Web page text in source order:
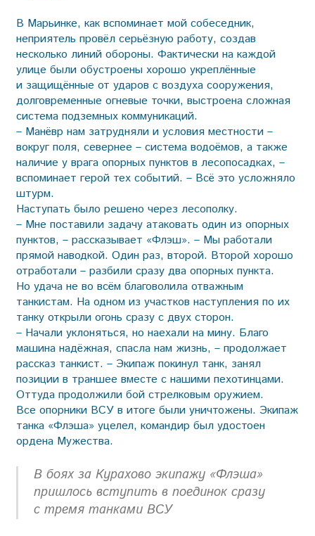
В Марьинке, как вспоминает мой собеседник,
неприятель провёл серьёзную работу, создав
несколько линий обороны. Фактически на каждой
улице были обустроены хорошо укреплённые
и защищённые от ударов с воздуха сооружения,
долговременные огневые точки, выстроена сложная
система подземных коммуникаций.
– Манёвр нам затрудняли и условия местности –
вокруг поля, севернее – система водоёмов, а также
наличие у врага опорных пунктов в лесопосадках, –
вспоминает герой тех событий. – Всё это усложняло
штурм.
Наступать было решено через лесополку.
– Мне поставили задачу атаковать один из опорных
пунктов, – рассказывает «Флэш». – Мы работали
прямой наводкой. Один раз, второй. Второй хорошо
отработали – разбили сразу два опорных пункта.
Но удача не во всём благоволила отважным
танкистам. На одном из участков наступления по их
танку открыли огонь сразу с двух сторон.
– Начали уклоняться, но наехали на мину. Благо
машина надёжная, спасла нам жизнь, – продолжает
рассказ танкист. – Экипаж покинул танк, занял
позиции в траншее вместе с нашими пехотинцами.
Оттуда продолжили бой стрелковым оружием.
Все опорники ВСУ в итоге были уничтожены. Экипаж
танка «Флэша» уцелел, командир был удостоен
ордена Мужества.
В боях за Курахово экипажу «Флэша»
пришлось вступить в поединок сразу
с тремя танками ВСУ